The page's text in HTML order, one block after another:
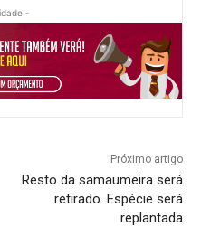
-
Próximo artigo
Resto da samaumeira será
retirado. Espécie será
replantada